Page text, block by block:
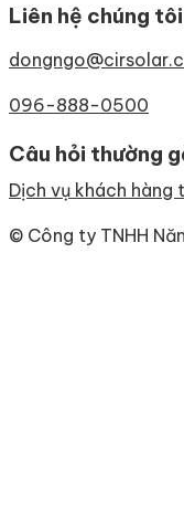
Liên hệ chúng tôi
096-888-0500
Câu hỏi thường
Dịch vụ khách hàng
© Công ty TNHH